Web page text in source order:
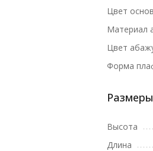
Цвет
Материал
Цвет
Форма
Высота
Длина